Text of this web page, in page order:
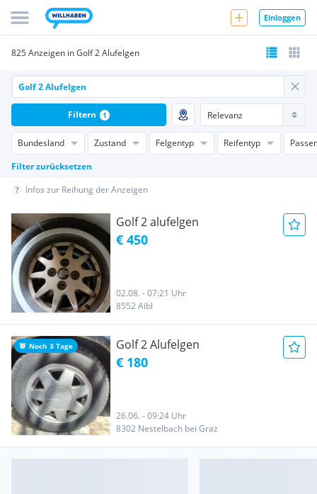
Einloggen
825 Anzeigen in Golf 2 Alufelgen
Bundesland Zustand Felgentyp Reifentyp
Filter zurücksetzen
Filtern 1
Infos zur Reihung der Anzeigen
Golf 2 alufelgen
€ 450
02.08. - 07:21 Uhr
8552 Aibl
Noch 3 Tage Golf 2 Alufelgen
€ 180
26.06. - 09:24 Uhr
8302 Nestelbach bei Graz